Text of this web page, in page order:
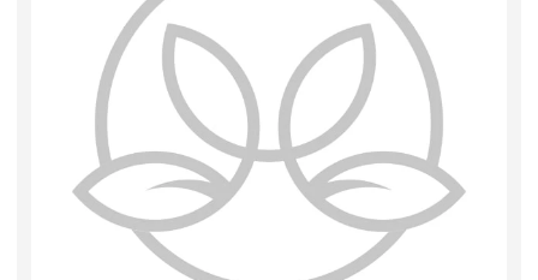
Игрушки мягкие
Сухоцветы